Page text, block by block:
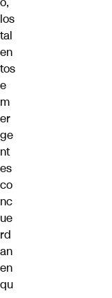
los
tal
en
tos
e
m
er
ge
nt
es
co
nc
ue
rd
an
en
qu